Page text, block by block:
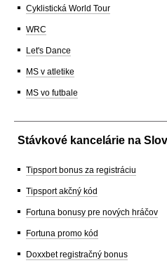
Cyklistická World Tour
WRC
Let's Dance
MS v atletike
MS vo futbale
Stávkové kancelárie na
Tipsport bonus za registráciu
Tipsport akčný kód
Fortuna bonusy pre nových hráčov
Fortuna promo kód
Doxxbet registračný bonus